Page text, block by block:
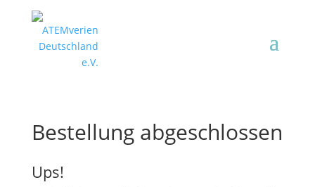
Bestellung abgeschlossen
Ups!